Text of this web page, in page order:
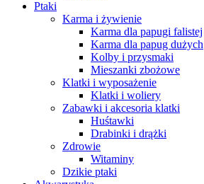
Ptaki
Karma i żywienie
Karma dla papugi falistej
Karma dla papug dużych
Kolby i przysmaki
Mieszanki zbożowe
Klatki i wyposażenie
Klatki i woliery
Zabawki i akcesoria klatki
Huśtawki
Drabinki i drążki
Zdrowie
Witaminy
Dzikie ptaki